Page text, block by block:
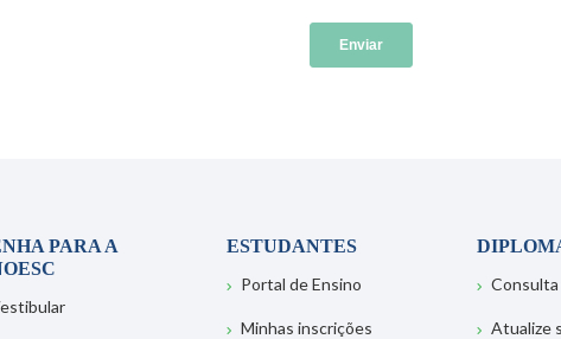
PARA A
ESTUDANTES
Portal de Ensino
Minhas inscrições
Consulta
Atualize